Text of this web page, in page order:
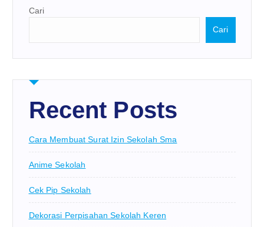
Cari
Cari
Recent Posts
Cara Membuat Surat Izin Sekolah Sma
Anime Sekolah
Cek Pip Sekolah
Dekorasi Perpisahan Sekolah Keren